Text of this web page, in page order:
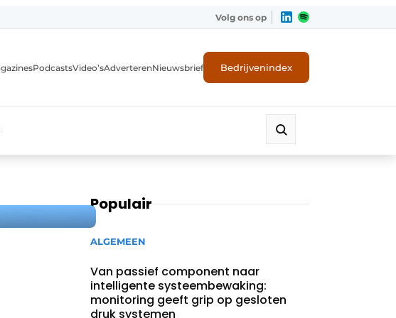
Volg ons op
PodcastsVideo’sAdverterenNieuwsbrief Bedrijvenindex
Populair
ALGEMEEN
Van passief component naar
intelligente systeembewaking:
monitoring geeft grip op gesloten
druk systemen